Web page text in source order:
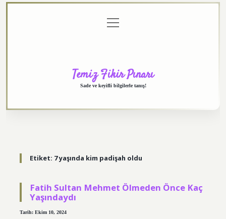
menüyü
aç
Temiz Fikir Pınarı
Sade ve keyifli bilgilerle tanış!
Etiket: 7 yaşında kim padişah oldu
Fatih Sultan Mehmet Ölmeden Önce Kaç
Yaşındaydı
Tarih: Ekim 10, 2024